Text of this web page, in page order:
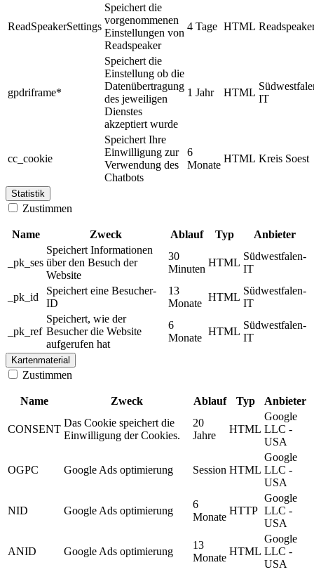
ReadSpeakerSettings
Speichert die
vorgenommenen
Einstellungen von
Readspeaker
4 Tage HTML
gpdriframe*
Speichert die
Einstellung ob die
Datenübertragung
des jeweiligen
Dienstes
akzeptiert wurde
1 Jahr HTML
IT
cc_cookie
Speichert Ihre
Einwilligung zur
Verwendung des
Chatbots
6
Monate
HTML Kreis Soest
Statistik
Zustimmen
Name Zweck Ablauf Typ Anbieter
_pk_ses
Speichert Informationen
über den Besuch der
Website
30
Minuten
HTML
Südwestfalen-
IT
_pk_id
Speichert eine Besucher-
ID
13
Monate
HTML
Südwestfalen-
IT
_pk_ref
Speichert, wie der
Besucher die Website
aufgerufen hat
6
Monate
HTML
Südwestfalen-
IT
Kartenmaterial
Zustimmen
Name Zweck Ablauf Typ Anbieter
CONSENT
Das Cookie speichert die
Einwilligung der Cookies.
20
Jahre
HTML
Google
LLC -
USA
OGPC Google Ads optimierung Session HTML
Google
LLC -
USA
NID Google Ads optimierung
6
Monate
HTTP
Google
LLC -
USA
ANID Google Ads optimierung
13
Monate
HTML
Google
LLC -
USA